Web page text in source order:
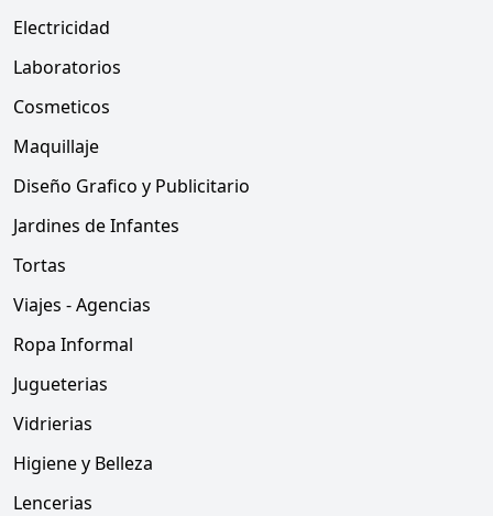
Electricidad
Laboratorios
Cosmeticos
Maquillaje
Diseño Grafico y Publicitario
Jardines de Infantes
Tortas
Viajes - Agencias
Ropa Informal
Jugueterias
Vidrierias
Higiene y Belleza
Lencerias